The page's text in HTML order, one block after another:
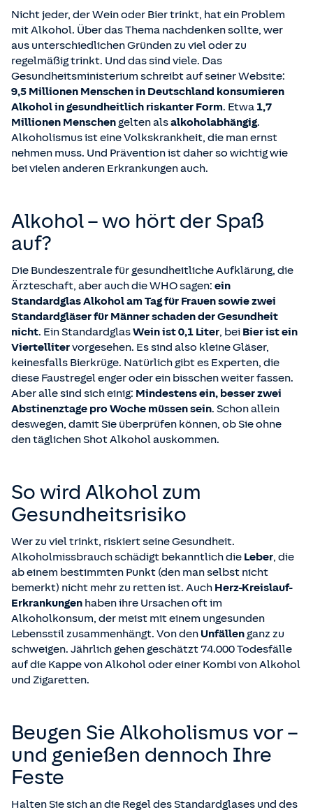
Nicht jeder, der Wein oder Bier trinkt, hat ein Problem
mit Alkohol. Über das Thema nachdenken sollte, wer
aus unterschiedlichen Gründen zu viel oder zu
regelmäßig trinkt. Und das sind viele. Das
Gesundheitsministerium schreibt auf seiner Website:
9,5 Millionen Menschen in Deutschland konsumieren
Alkohol in gesundheitlich riskanter Form. Etwa 1,7
Millionen Menschen gelten alsalkoholabhängig.
Alkoholismus ist eine Volkskrankheit, die man ernst
nehmen muss. Und Prävention ist daher so wichtig wie
bei vielen anderen Erkrankungen auch.
Alkohol – wo hört der Spaß
auf?
Die Bundeszentrale für gesundheitliche Aufklärung, die
Ärzteschaft, aber auch die WHO sagen: ein
Standardglas Alkohol am Tag für Frauen sowie zwei
Standardgläser für Männer schaden der Gesundheit
nicht. Ein StandardglasWein ist 0,1 Liter, bei Bier ist ein
Viertellitervorgesehen. Es sind also kleine Gläser,
keinesfalls Bierkrüge. Natürlich gibt es Experten, die
diese Faustregel enger oder ein bisschen weiter fassen.
Aber alle sind sich einig: Mindestens ein, besser zwei
Abstinenztage pro Woche müssen sein. Schon allein
deswegen, damit Sie überprüfen können, ob Sie ohne
den täglichen Shot Alkohol auskommen.
So wird Alkohol zum
Gesundheitsrisiko
Wer zu viel trinkt, riskiert seine Gesundheit.
Alkoholmissbrauch schädigt bekanntlich die Leber, die
ab einem bestimmten Punkt (den man selbst nicht
bemerkt) nicht mehr zu retten ist. Auch Herz-Kreislauf-
Erkrankungen haben ihre Ursachen oft im
Alkoholkonsum, der meist mit einem ungesunden
Lebensstil zusammenhängt. Von den Unfällen ganz zu
schweigen. Jährlich gehen geschätzt 74.000 Todesfälle
auf die Kappe von Alkohol oder einer Kombi von Alkohol
und Zigaretten.
Beugen Sie Alkoholismus vor –
und genießen dennoch Ihre
Feste
Halten Sie sich an die Regel des Standardglases und des